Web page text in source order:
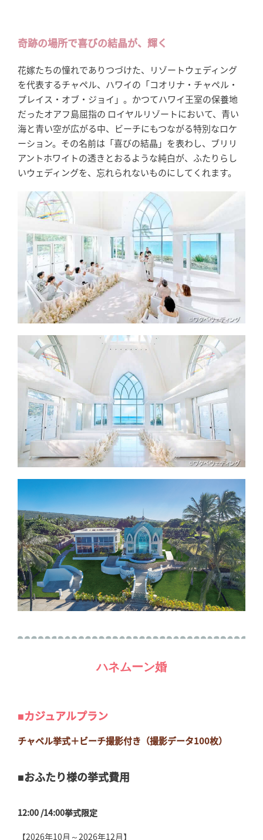
奇跡の場所で喜びの結晶が、輝く
花嫁たちの憧れでありつづけた、リゾートウェディング
を代表するチャペル、ハワイの「コオリナ・チャペル・
プレイス・オブ・ジョイ」。かつてハワイ王室の保養地
だったオアフ島屈指の ロイヤルリゾートにおいて、青い
海と青い空が広がる中、ビーチにもつながる特別なロケ
ーション。その名前は「喜びの結晶」を表わし、ブリリ
アントホワイトの透きとおるような純白が、ふたりらし
いウェディングを、忘れられないものにしてくれます。
ハネムーン婚
■カジュアルプラン
チャペル挙式＋ビーチ撮影付き（撮影データ100枚）
■おふたり様の挙式費用
12:00 /14:00挙式限定
【2026年10月～2026年12月】